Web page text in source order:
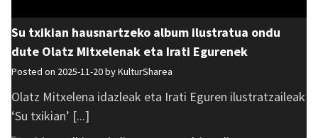
Su txikian hausnartzeko album ilustratua ondu
dute Olatz Mitxelenak eta Irati Egurenek
Posted on 2025-11-20 byKulturSharea
Olatz Mitxelena idazleak eta Irati Eguren ilustratzaileak
‘Su txikian’ [...]